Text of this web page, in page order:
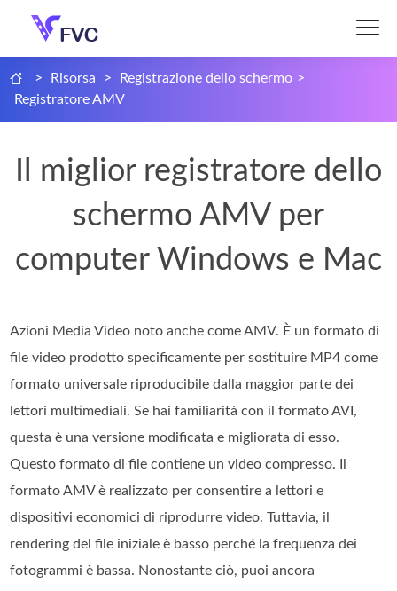
> Risorsa > Registrazione dello schermo >
Registratore AMV
Il miglior registratore dello
schermo AMV per
computer Windows e Mac
Azioni Media Video noto anche come AMV. È un formato di
file video prodotto specificamente per sostituire MP4 come
formato universale riproducibile dalla maggior parte dei
lettori multimediali. Se hai familiarità con il formato AVI,
questa è una versione modificata e migliorata di esso.
Questo formato di file contiene un video compresso. Il
formato AMV è realizzato per consentire a lettori e
dispositivi economici di riprodurre video. Tuttavia, il
rendering del file iniziale è basso perché la frequenza dei
fotogrammi è bassa. Nonostante ciò, puoi ancora